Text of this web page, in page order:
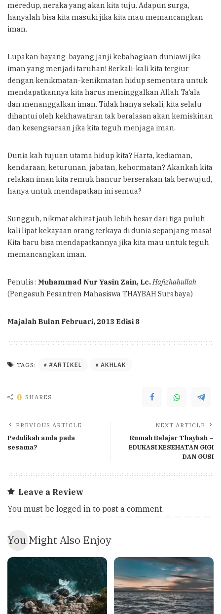
meredup, neraka yang akan kita tuju. Adapun surga,
hanyalah bisa kita masuki jika kita mau memancangkan
iman.
Lupakan bayang-bayang janji kebahagiaan duniawi jika
iman yang menjadi taruhan! Berkali-kali kita tergiur
dengan kenikmatan-kenikmatan hidup sementara untuk
mendapatkannya kita harus meninggalkan Allah Ta’ala
dan menanggalkan iman. Tidak hanya sekali, kita selalu
dihantui oleh kekhawatiran tak beralasan akan kemiskinan
dan kesengsaraan jika kita teguh menjaga iman.
Dunia kah tujuan utama hidup kita? Harta, kediaman,
kendaraan, keturunan, jabatan, kehormatan? Akankah kita
relakan iman kita remuk hancur berserakan tak berwujud,
hanya untuk mendapatkan ini semua?
Sungguh, nikmat akhirat jauh lebih besar dari tiga puluh
kali lipat kekayaan orang terkaya di dunia sepanjang masa!
Kita baru bisa mendapatkannya jika kita mau untuk teguh
memancangkan iman.
Penulis : Muhammad Nur Yasin Zain, Lc.Hafizhahullah
(Pengasuh Pesantren Mahasiswa THAYBAH Surabaya)
Majalah Bulan Februari, 2013 Edisi 8
TAGS: #ARTIKEL AKHLAK
0 SHARES
PREVIOUS ARTICLE
Pedulikah anda pada
sesama?
NEXT ARTICLE
Rumah Belajar Thaybah –
EDUKASI KESEHATAN GIGI
DAN GUSI
Leave a Review
You must be logged in to post a comment.
You Might Also Enjoy